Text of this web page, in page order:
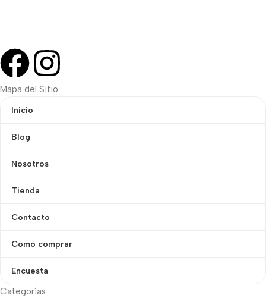
Mapa del Sitio
Inicio
Blog
Nosotros
Tienda
Contacto
Como comprar
Encuesta
Categorías